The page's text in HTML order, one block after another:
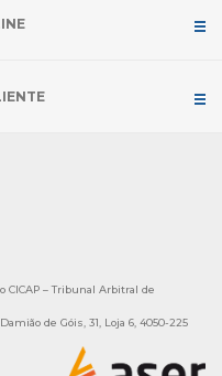
CICAP – Tribunal Arbitral de
de Góis, 31, Loja 6, 4050-225